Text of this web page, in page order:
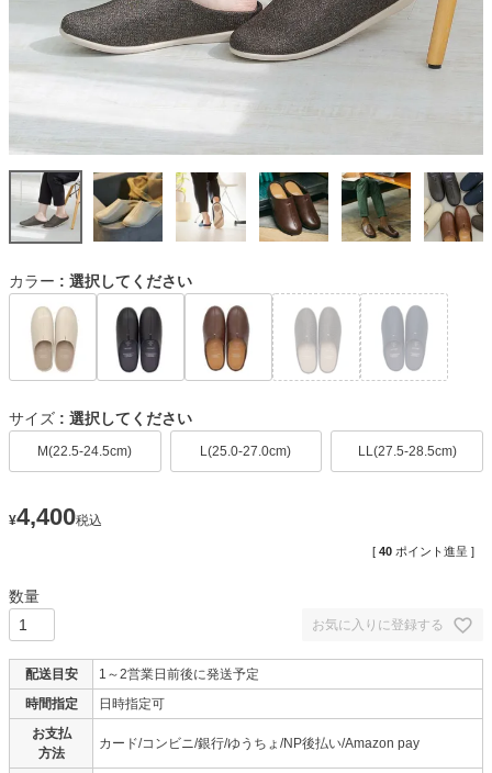
¥4,400税込
[ 40 ポイント進呈 ]
カラー 選択してください
サイズ 選択してください
M(22.5-24.5cm) L(25.0-27.0cm) LL(27.5-28.5cm)
お気に入りに登録する
配送目安
1～2営業日前後に発送予定
時間指定
日時指定可
お支払
方法
カード/コンビニ/銀行/ゆうちょ/NP後払い/Amazon pay